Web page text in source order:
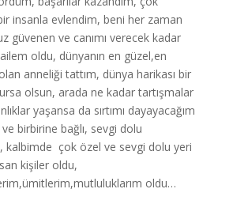
insanla evlendim, beni her zaman
güvenen ve canımı verecek kadar
oldu, dünyanın en güzel,en
anneliği tattım, dünya harikası bir
olsun, arada ne kadar tartışmalar
yaşansa da sırtımı dayayacağım
birbirine bağlı, sevgi dolu
kalbimde çok özel ve sevgi dolu yeri
kişiler oldu,
oldu…